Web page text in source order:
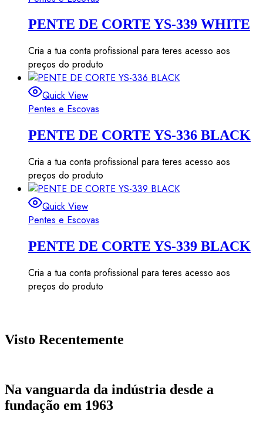
PENTE DE CORTE YS-339 WHITE
Cria a tua conta profissional para teres acesso aos
preços do produto
Quick View
Pentes e Escovas
PENTE DE CORTE YS-336 BLACK
Cria a tua conta profissional para teres acesso aos
preços do produto
Quick View
Pentes e Escovas
PENTE DE CORTE YS-339 BLACK
Cria a tua conta profissional para teres acesso aos
preços do produto
Visto Recentemente
Na vanguarda da indústria desde a
fundação em 1963